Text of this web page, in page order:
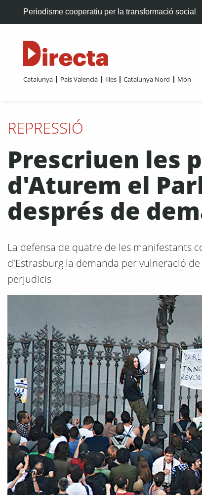
Periodisme cooperatiu per la transformació social
Catalunya País Valencià Illes Catalunya Nord Món
REPRESSIÓ
Prescriuen les
d'Aturem el
després de
La defensa de quatre de les manifestants
d'Estrasburg la demanda per vulneració
perjudicis